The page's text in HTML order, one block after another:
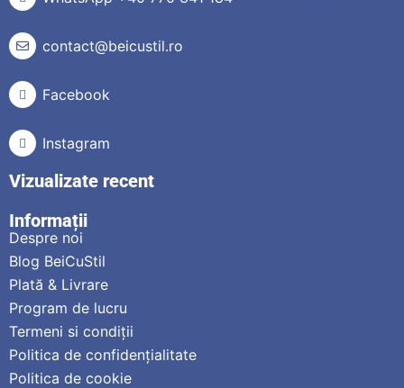
contact@beicustil.ro
Facebook
Instagram
Vizualizate recent
Informații
Despre noi
Blog BeiCuStil
Plată & Livrare
Program de lucru
Termeni si condiții
Politica de confidențialitate
Politica de cookie